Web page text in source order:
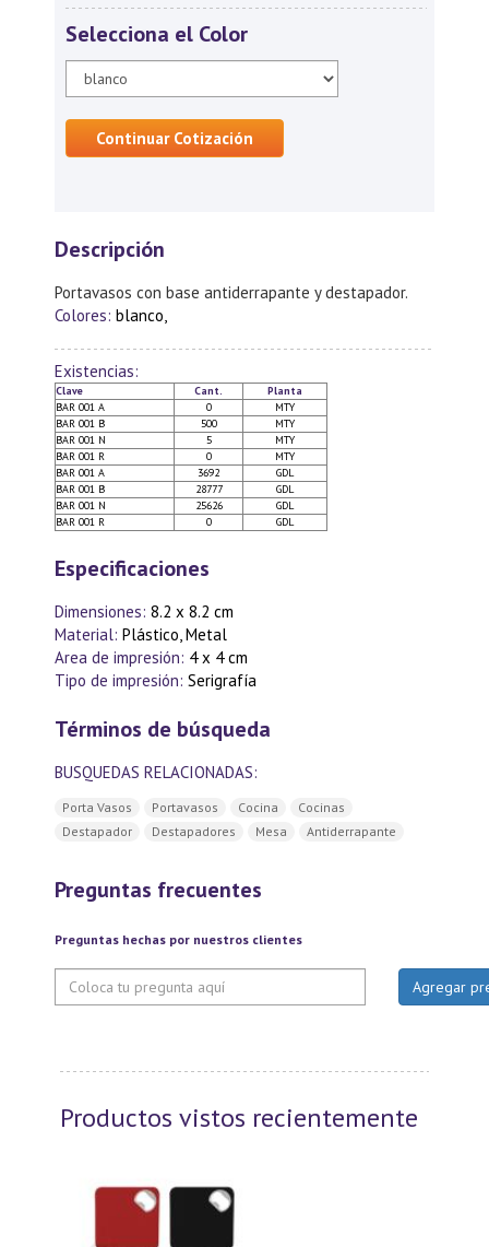
Selecciona el Color
Continuar Cotización
Descripción
Portavasos con base antiderrapante y destapador.
Colores: blanco,
Existencias:
Clave Cant.
Planta
BAR 001 A
0
MTY
BAR 001 B
500
MTY
BAR 001 N
5
MTY
BAR 001 R
0
MTY
BAR 001 A
3692
GDL
BAR 001 B
28777
GDL
BAR 001 N
25626
GDL
BAR 001 R
0 GDL
Especificaciones
Dimensiones: 8.2 x 8.2 cm
Material: Plástico, Metal
Area de impresión: 4 x 4 cm
Tipo de impresión: Serigrafía
Términos de búsqueda
BUSQUEDAS RELACIONADAS:
Porta Vasos Portavasos Cocina
Cocinas
Destapador
Destapadores Mesa Antiderrapante
Preguntas frecuentes
Preguntas hechas por nuestros clientes
Productos vistos recientemente